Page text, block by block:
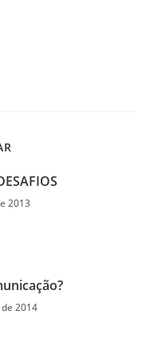
2013
2014